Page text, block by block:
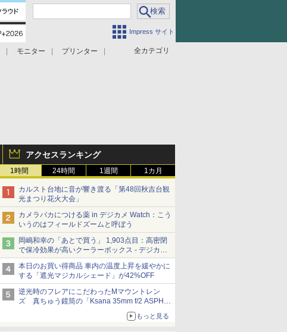
Impress サイト
全カテゴリ
モニター
プリンター
アクセスランキング
1時間 24時間 1週間 1カ月
カルスト台地に音が響き渡る「第48回秋吉台観
光まつり花火大会」
カメラバカにつける薬 in デジカメ Watch：こう
いうのはフィールドズームと呼ぼう
岡嶋和幸の「あとで買う」 1,903点目：高密閉
で保冷効果が高いクーラーボックス - デジカメ
Watch
本日のお買い得商品 車内の温度上昇を緩やかに
する「遮光マジカルシェード」が42%OFF
逆光時のフレアにこだわったMマウントレン
ズ 真ちゅう鏡筒の「Ksana 35mm f/2 ASPH.
もっと見る